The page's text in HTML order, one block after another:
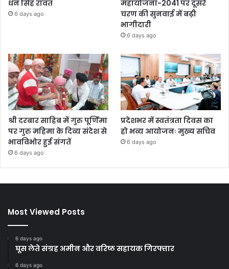
धन सिंह रावत
6 days ago
महायोजना-2041 पर दूसरे
चरण की सुनवाई में बढ़ी
भागीदारी
6 days ago
श्री दरबार साहिब में गुरु पूर्णिमा
पर गुरु महिमा के दिव्य संदेश से
भावविभोर हुई संगतें
6 days ago
प्रदेशभर में स्वतंत्रता दिवस का
हो भव्य आयोजनः मुख्य सचिव
6 days ago
Most Viewed Posts
6 days ago
घूस लेते संग्रह अमीन और वरिष्ठ सहायक गिरफ्तार
6 days ago